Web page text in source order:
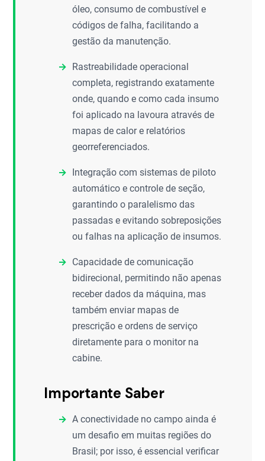
óleo, consumo de combustível e
códigos de falha, facilitando a
gestão da manutenção.
Rastreabilidade operacional
completa, registrando exatamente
onde, quando e como cada insumo
foi aplicado na lavoura através de
mapas de calor e relatórios
georreferenciados.
Integração com sistemas de piloto
automático e controle de seção,
garantindo o paralelismo das
passadas e evitando sobreposições
ou falhas na aplicação de insumos.
Capacidade de comunicação
bidirecional, permitindo não apenas
receber dados da máquina, mas
também enviar mapas de
prescrição e ordens de serviço
diretamente para o monitor na
cabine.
Importante Saber
A conectividade no campo ainda é
um desafio em muitas regiões do
Brasil; por isso, é essencial verificar